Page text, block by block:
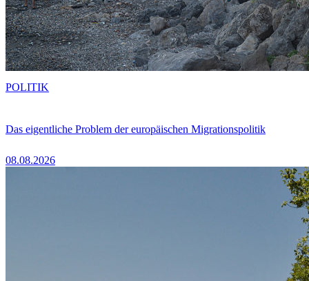
Das eigentliche Problem der europäischen Migrationspolitik
08.08.2026
POLITIK